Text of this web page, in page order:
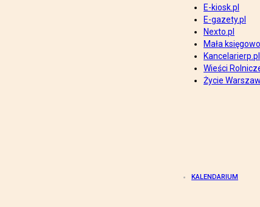
E-kiosk.pl
E-gazety.pl
Nexto.pl
Mała
Kancelarierp.pl
Wieści
Życie
KALENDARIUM